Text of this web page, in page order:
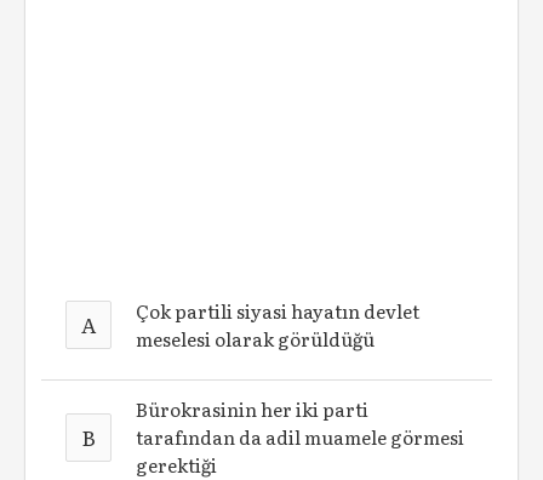
A
Çok partili siyasi hayatın devlet
meselesi olarak görüldüğü
B
Bürokrasinin her iki parti
tarafından da adil muamele görmesi
gerektiği